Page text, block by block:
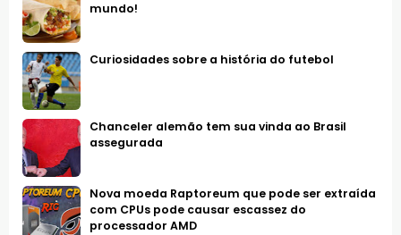
mundo!
Curiosidades sobre a história do futebol
Chanceler alemão tem sua vinda ao Brasil
assegurada
Nova moeda Raptoreum que pode ser extraída
com CPUs pode causar escassez do
processador AMD